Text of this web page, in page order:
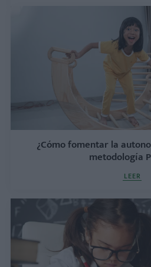
¿Cómo fomentar la
metodología
LEER